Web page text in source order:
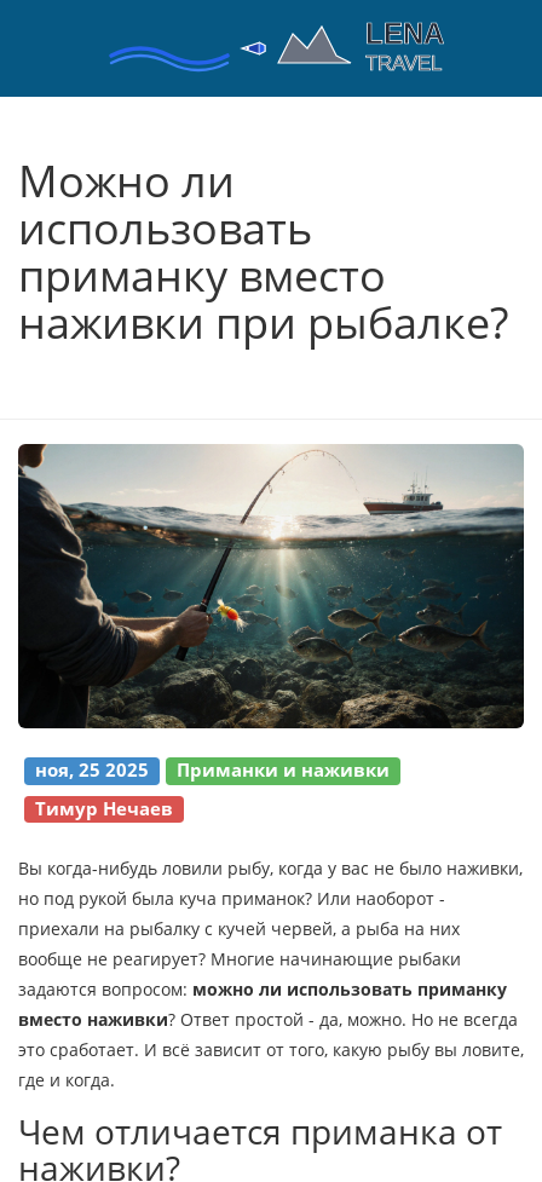
Можно ли
использовать
приманку вместо
наживки при рыбалке?
ноя, 25 2025
Приманки и наживки
Тимур Нечаев
Вы когда-нибудь ловили рыбу, когда у вас не было наживки,
но под рукой была куча приманок? Или наоборот -
приехали на рыбалку с кучей червей, а рыба на них
вообще не реагирует? Многие начинающие рыбаки
задаются вопросом: можно ли использовать приманку
вместо наживки? Ответ простой - да, можно. Но не всегда
это сработает. И всё зависит от того, какую рыбу вы ловите,
где и когда.
Чем отличается приманка от
наживки?